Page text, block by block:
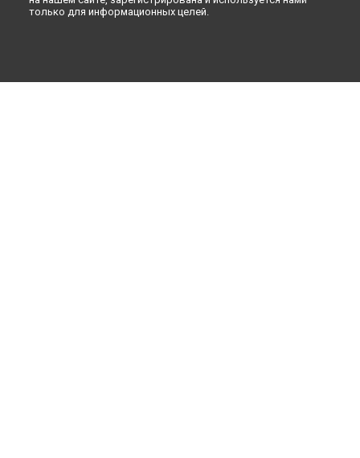
только для информационных целей.